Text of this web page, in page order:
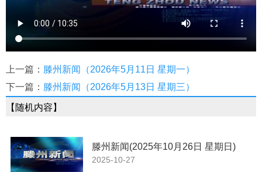
上一篇： 滕州新闻（2026年5月11日 星期一）
下一篇： 滕州新闻（2026年5月13日 星期三）
【随机内容】
滕州新闻(2025年10月26日 星期日)
2025-10-27